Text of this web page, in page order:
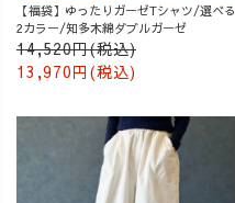
【福袋】ゆったりガーゼTシャツ/選べる
2カラー/知多木綿ダブルガーゼ
14,520円(税込)
13,970円(税込)